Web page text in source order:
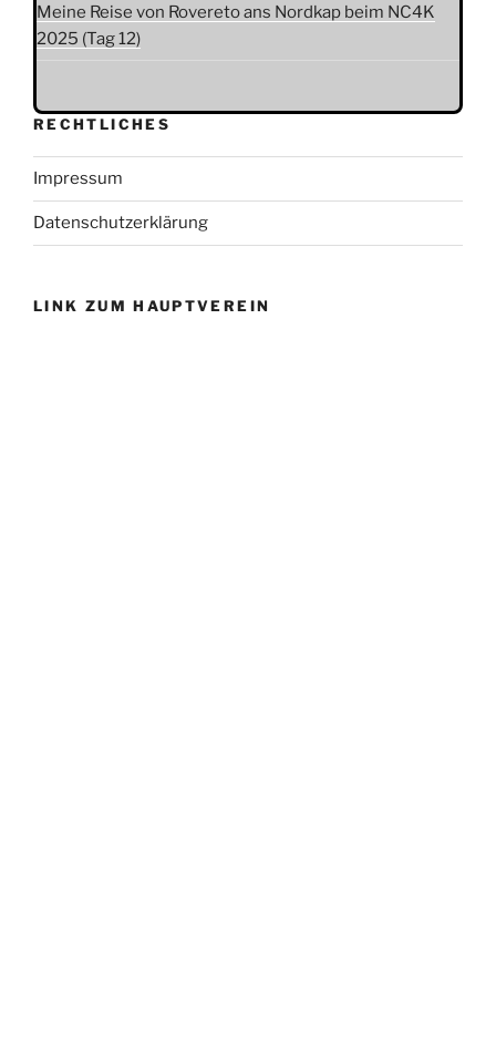
Meine Reise von Rovereto ans Nordkap beim NC4K
2025 (Tag 12)
RECHTLICHES
Impressum
Datenschutzerklärung
LINK ZUM HAUPTVEREIN